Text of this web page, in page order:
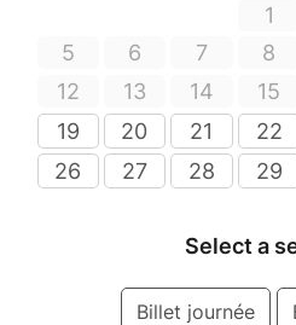
1
5
6 7 8
12
13 14 15
19
20 21 22
26
27 28 29
Select a
Billet journée